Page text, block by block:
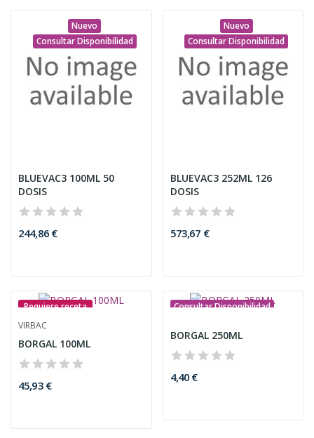
Nuevo
Consultar Disponibilidad
BLUEVAC3 100ML 50
DOSIS
244,86 €
Nuevo
Consultar Disponibilidad
BLUEVAC3 252ML 126
DOSIS
573,67 €
Requiere receta
VIRBAC
BORGAL 100ML
45,93 €
Consultar Disponibilidad
BORGAL 250ML
4,40 €